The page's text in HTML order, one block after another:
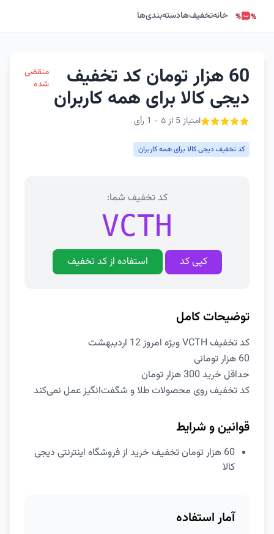
خانهتخفیف‌هادسته‌بندی‌ها
60 هزار تومان کد تخفیف
دیجی کالا برای همه کاربران
امتیاز 5 از ۵ - 1 رأی
منقضی
شده
کد تخفیف دیجی کالا برای همه کاربران
کد تخفیف شما:
VCTH
کپی کد استفاده از کد تخفیف
توضیحات کامل
کد تخفیف VCTH ویژه امروز 12 اردیبهشت
60 هزار تومانی
حداقل خرید 300 هزار تومان
کد تخفیف روی محصولات طلا و شگفت‌انگیز عمل نمی‌کند
قوانین و شرایط
60 هزار تومان تخفیف خرید از فروشگاه اینترنتی دیجی
کالا
آمار استفاده